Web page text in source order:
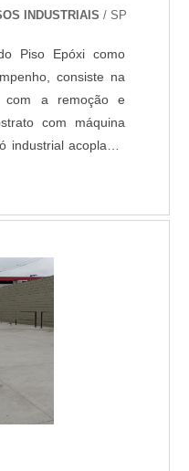
INDUSTRIAIS / SP
Piso Epóxi como
consiste na
com a remoção e
com máquina
industrial acoplado,
estucamento e
fim, aplicação da
de acordo com a
sistemas de
de acordo com a
Segue abaixo os
alto desempenho
- Piso
Multicamadas /